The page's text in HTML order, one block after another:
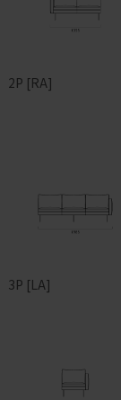
2P [RA]
3P [LA]